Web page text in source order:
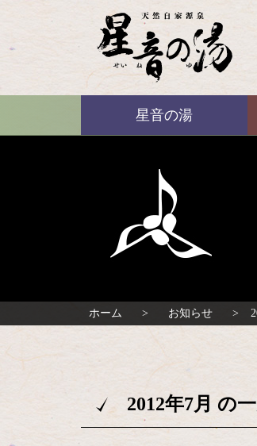
ばいえる
星音の湯
ホーム お知らせ
2012年7月 の